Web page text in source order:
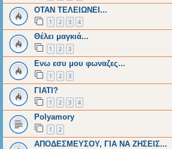
ΟΤΑΝ ΤΕΛΕΙΩΝΕΙ...
1 2 3 4
Θέλει μαγκιά...
1 2 3
Ενω εσυ μου φωναζες...
1 2 3
ΓΙΑΤΙ?
1 2 3 4
Polyamory
1 2
ΑΠΟΔΕΣΜΕΥΣΟΥ, ΓΙΑ ΝΑ ΖΗΣΕΙΣ...